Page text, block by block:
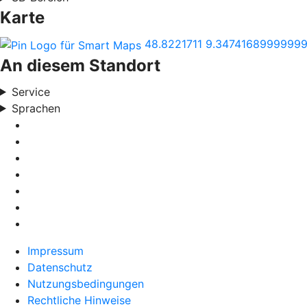
Karte
48.8221711
An diesem Standort
Service
Sprachen
Impressum
Datenschutz
Nutzungsbedingungen
Rechtliche Hinweise